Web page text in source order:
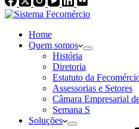
Home
Quem somos
História
Diretoria
Estatuto da
Assessorias e Setores
Câmara Empresarial
Semana S
Soluções